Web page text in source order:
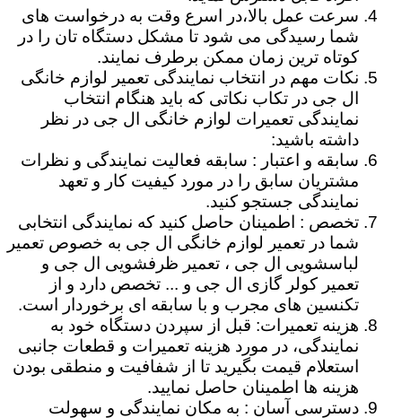
سرعت عمل بالا،در اسرع وقت به درخواست های
شما رسیدگی می شود تا مشکل دستگاه تان را در
کوتاه ترین زمان ممکن برطرف نمایند.
نکات مهم در انتخاب نمایندگی تعمیر لوازم خانگی
ال جی در تکاب نکاتی که باید هنگام انتخاب
نمایندگی تعمیرات لوازم خانگی ال جی در نظر
داشته باشید:
سابقه و اعتبار : سابقه فعالیت نمایندگی و نظرات
مشتریان سابق را در مورد کیفیت کار و تعهد
نمایندگی جستجو کنید.
تخصص : اطمینان حاصل کنید که نمایندگی انتخابی
شما در تعمیر لوازم خانگی ال جی به خصوص تعمیر
لباسشویی ال جی ، تعمیر ظرفشویی ال جی و
تعمیر کولر گازی ال جی و ... تخصص دارد و از
تکنسین های مجرب و با سابقه ای برخوردار است.
هزینه تعمیرات: قبل از سپردن دستگاه خود به
نمایندگی، در مورد هزینه تعمیرات و قطعات جانبی
استعلام قیمت بگیرید تا از شفافیت و منطقی بودن
هزینه ها اطمینان حاصل نمایید.
دسترسی آسان : به مکان نمایندگی و سهولت